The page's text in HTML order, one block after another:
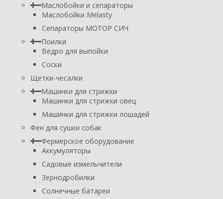
Маслобойки и сепараторы
Маслобойки Melasty
Сепараторы МОТОР СИЧ
Поилки
Ведро для выпойки
Соски
Щетки-чесалки
Машинки для стрижки
Машинки для стрижки овец
Машинки для стрижки лошадей
Фен для сушки собак
Фермерское оборудование
Аккумуляторы
Садовые измельчители
Зернодробилки
Солнечные батареи